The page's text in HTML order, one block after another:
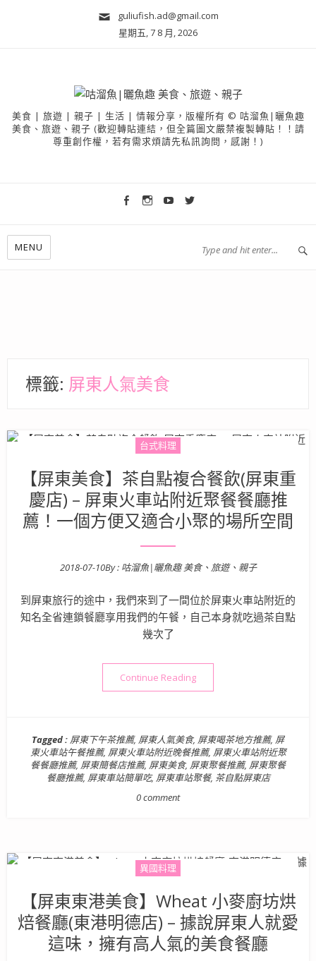
guliufish.ad@gmail.com
星期五, 7 8 月, 2026
美食 | 旅遊 | 親子 | 生活 | 情報分享，版權所有 © 咕溜魚|曬魚趣
美食、旅遊、親子 (歡迎轉貼連結，但全篇圖文嚴禁複製轉貼！！請
尊重創作權，若有需求煩請先私訊詢問，感謝！)
MENU
標籤: 屏東人氣美食
台式料理
【屏東美食】茶自點複合餐飲(屏東重
慶店) – 屏東火車站附近聚餐餐廳推
薦！一個方便又適合小聚的場所空間
Posted on
2018-07-10By : 咕溜魚|曬魚趣 美食、旅遊、親子
到屏東旅行的途中，我們來到了一間位於屏東火車站附近的
知名全省連鎖餐廳享用我們的午餐，自己本身就吃過茶自點
幾次了
Continue Reading“【屏東美食】茶自點複合餐
Tagged : 屏東下午茶推薦, 屏東人氣美食, 屏東喝茶地方推薦, 屏
東火車站午餐推薦, 屏東火車站附近晚餐推薦, 屏東火車站附近聚
餐餐廳推薦, 屏東簡餐店推薦, 屏東美食, 屏東聚餐推薦, 屏東聚餐
餐廳推薦, 屏東車站簡單吃, 屏東車站聚餐, 茶自點屏東店
0 comment
異國料理
【屏東東港美食】Wheat 小麥廚坊烘
焙餐廳(東港明德店) – 據說屏東人就愛
這味，擁有高人氣的美食餐廳